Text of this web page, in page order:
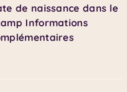
de naissance dans le
Informations